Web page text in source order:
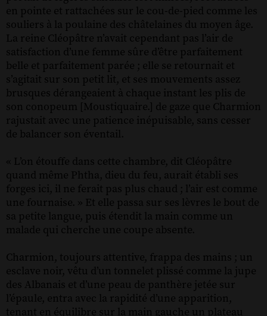
en pointe et rattachées sur le cou-de-pied comme les
souliers à la poulaine des châtelaines du moyen âge.
La reine Cléopâtre n’avait cependant pas l’air de
satisfaction d’une femme sûre d’être parfaitement
belle et parfaitement parée ; elle se retournait et
s’agitait sur son petit lit, et ses mouvements assez
brusques dérangeaient à chaque instant les plis de
son conopeum [Moustiquaire.] de gaze que Charmion
rajustait avec une patience inépuisable, sans cesser
de balancer son éventail.
« L’on étouffe dans cette chambre, dit Cléopâtre
quand même Phtha, dieu du feu, aurait établi ses
forges ici, il ne ferait pas plus chaud ; l’air est comme
une fournaise. » Et elle passa sur ses lèvres le bout de
sa petite langue, puis étendit la main comme un
malade qui cherche une coupe absente.
Charmion, toujours attentive, frappa des mains ; un
esclave noir, vêtu d’un tonnelet plissé comme la jupe
des Albanais et d’une peau de panthère jetée sur
l’épaule, entra avec la rapidité d’une apparition,
tenant en équilibre sur la main gauche un plateau